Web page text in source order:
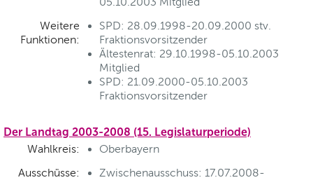
Weitere
Funktionen:
SPD: 28.09.1998-20.09.2000 stv.
Fraktionsvorsitzender
Ältestenrat: 29.10.1998-05.10.2003
Mitglied
SPD: 21.09.2000-05.10.2003
Fraktionsvorsitzender
Der Landtag 2003-2008 (15. Legislaturperiode)
Wahlkreis:
Oberbayern
Ausschüsse:
Zwischenausschuss: 17.07.2008-